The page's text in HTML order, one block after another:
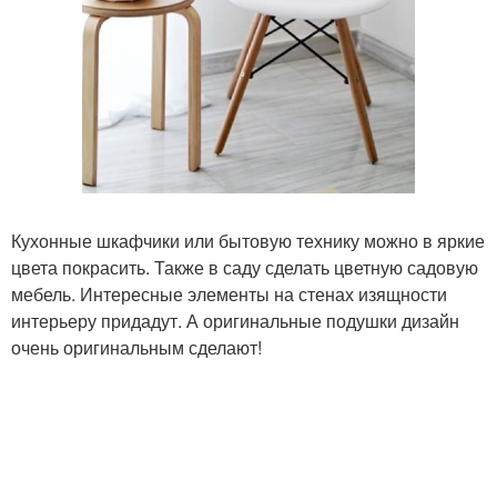
Кухонные шкафчики или бытовую технику можно в яркие
цвета покрасить. Также в саду сделать цветную садовую
мебель. Интересные элементы на стенах изящности
интерьеру придадут. А оригинальные подушки дизайн
очень оригинальным сделают!